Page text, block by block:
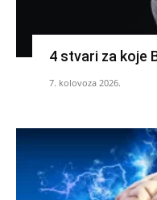
4 stvari za koje
7. kolovoza 2026.